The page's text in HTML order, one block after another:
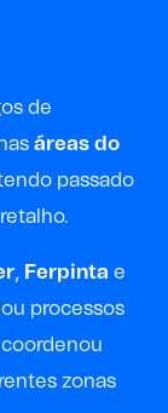
de
áreas do
passado
, Ferpinta e
processos
zonas